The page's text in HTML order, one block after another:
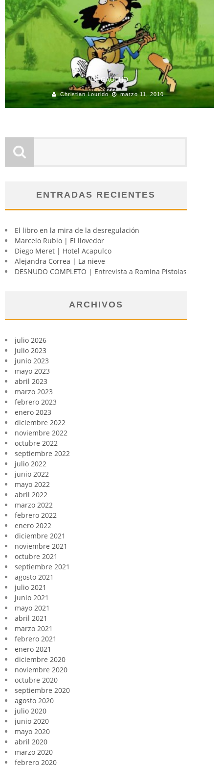
EL GAUCHO
Christian Lourido marzo 11, 2010
ENTRADAS RECIENTES
El libro en la mira de la desregulación
Marcelo Rubio | El llovedor
Diego Meret | Hotel Acapulco
Alejandra Correa | La nieve
DESNUDO COMPLETO | Entrevista a Romina Pistolas
ARCHIVOS
julio 2026
julio 2023
junio 2023
mayo 2023
abril 2023
marzo 2023
febrero 2023
enero 2023
diciembre 2022
noviembre 2022
octubre 2022
septiembre 2022
julio 2022
junio 2022
mayo 2022
abril 2022
marzo 2022
febrero 2022
enero 2022
diciembre 2021
noviembre 2021
octubre 2021
septiembre 2021
agosto 2021
julio 2021
junio 2021
mayo 2021
abril 2021
marzo 2021
febrero 2021
enero 2021
diciembre 2020
noviembre 2020
octubre 2020
septiembre 2020
agosto 2020
julio 2020
junio 2020
mayo 2020
abril 2020
marzo 2020
febrero 2020